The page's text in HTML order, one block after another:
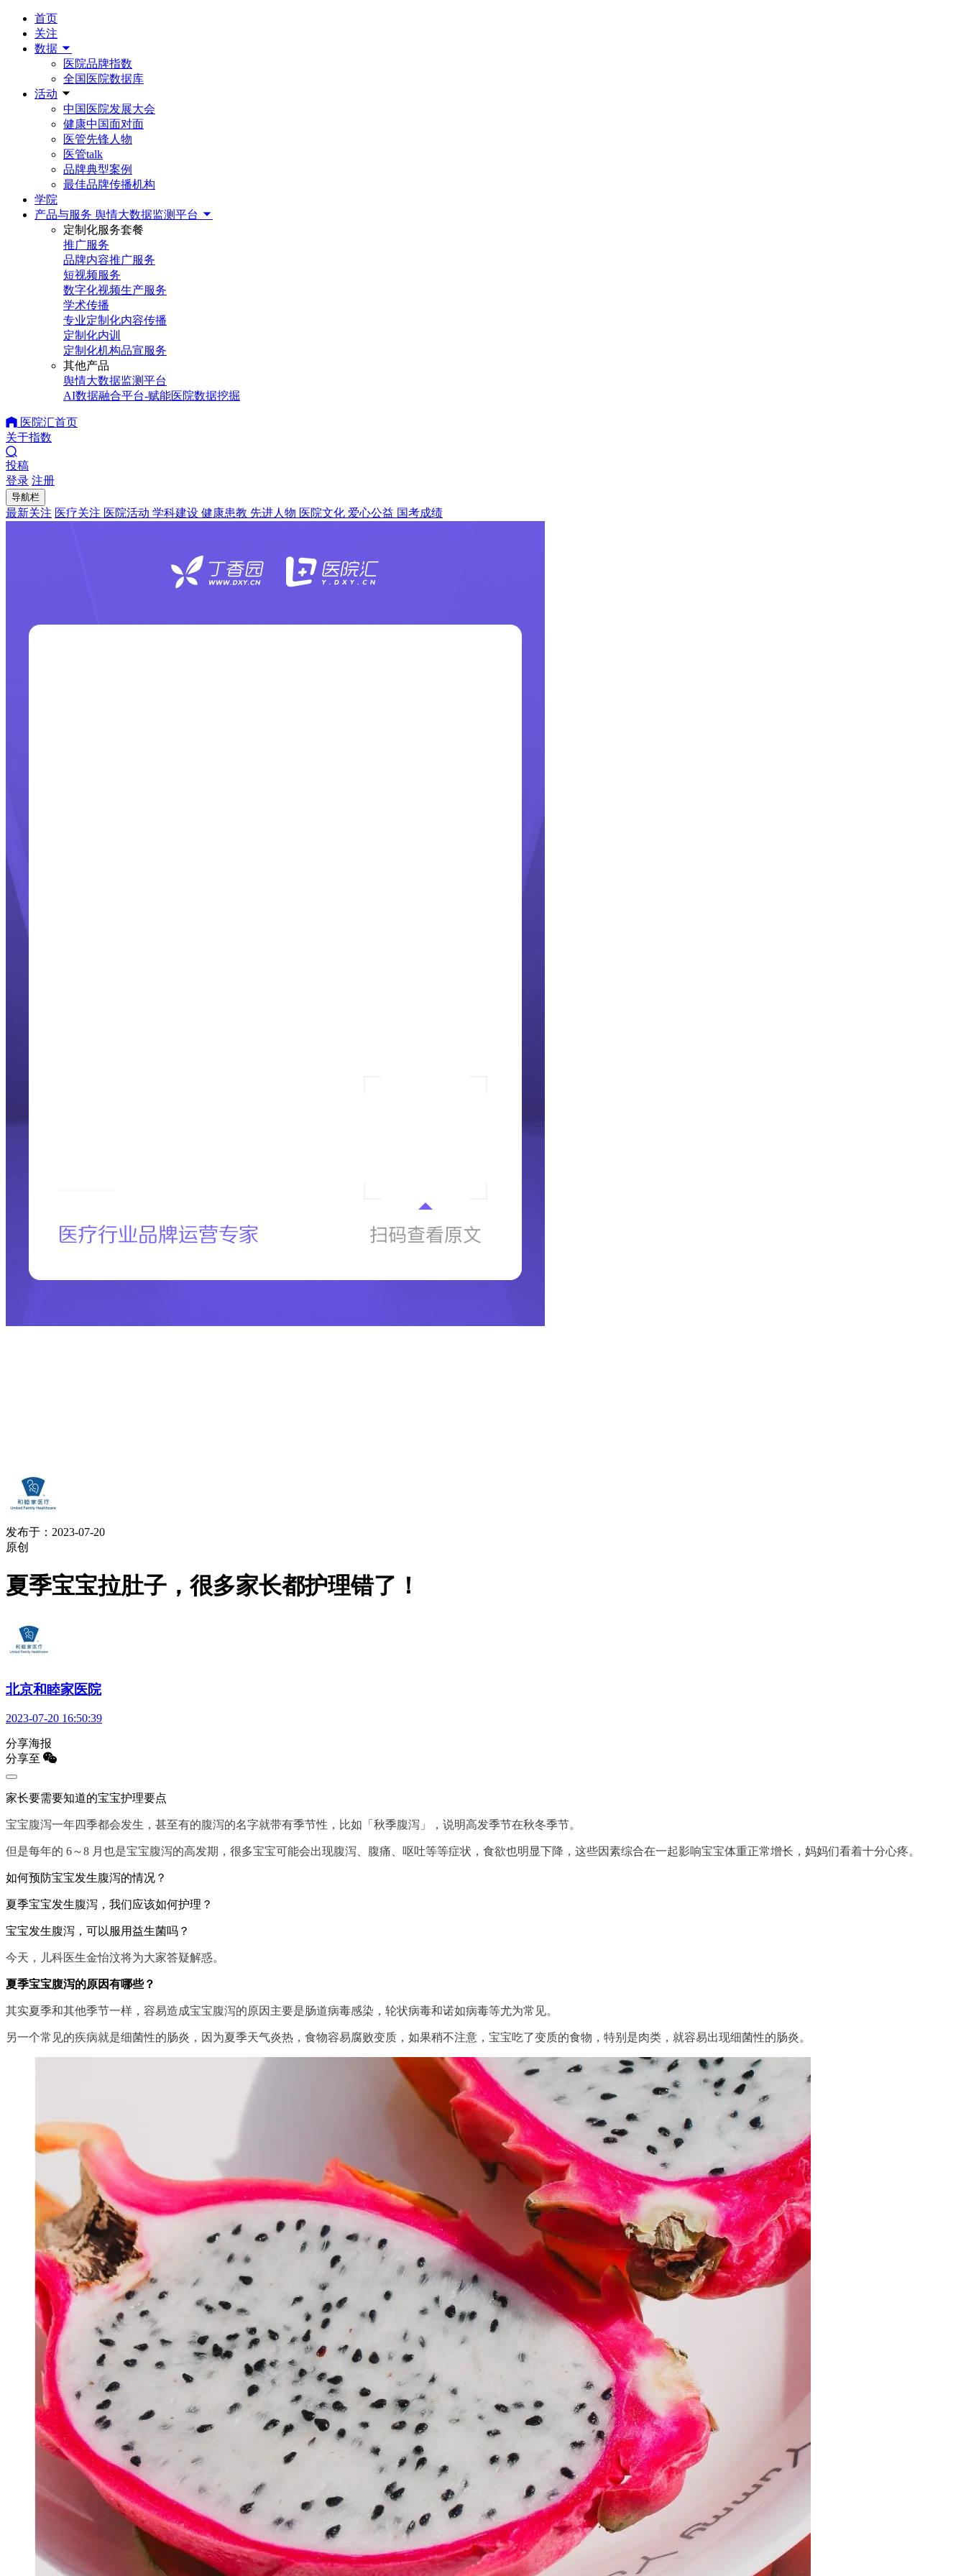
首页
关注
数据
医院品牌指数
全国医院数据库
活动
中国医院发展大会
健康中国面对面
医管先锋人物
医管talk
品牌典型案例
最佳品牌传播机构
学院
产品与服务 舆情大数据监测平台
定制化服务套餐
推广服务
品牌内容推广服务
短视频服务
数字化视频生产服务
学术传播
专业定制化内容传播
定制化内训
定制化机构品宣服务
其他产品
舆情大数据监测平台
AI数据融合平台-赋能医院数据挖掘
医院汇首页
关于指数
投稿
登录 注册
导航栏
最新关注 医疗关注 医院活动 学科建设 健康患教 先进人物 医院文化 爱心公益 国考成绩
发布于：2023-07-20
原创
夏季宝宝拉肚子，很多家长都护理错了！
北京和睦家医院
2023-07-20 16:50:39
分享海报
分享至
家长要需要知道的宝宝护理要点
宝宝腹泻一年四季都会发生，甚至有的腹泻的名字就带有季节性，比如「秋季腹泻」，说明高发季节在秋冬季节。
但是每年的 6～8 月也是宝宝腹泻的高发期，很多宝宝可能会出现腹泻、腹痛、呕吐等等症状，食欲也明显下降，这些因素综合在一起影响宝宝体重正常增长，妈妈们看着十分心疼。
如何预防宝宝发生腹泻的情况？
夏季宝宝发生腹泻，我们应该如何护理？
宝宝发生腹泻，可以服用益生菌吗？
今天，儿科医生金怡汶将为大家答疑解惑。
夏季宝宝腹泻的原因有哪些？
其实夏季和其他季节一样，容易造成宝宝腹泻的原因主要是肠道病毒感染，轮状病毒和诺如病毒等尤为常见。
另一个常见的疾病就是细菌性的肠炎，因为夏季天气炎热，食物容易腐败变质，如果稍不注意，宝宝吃了变质的食物，特别是肉类，就容易出现细菌性的肠炎。